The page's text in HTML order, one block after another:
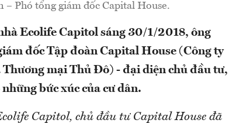
– Phó tổng giám đốc Capital House.
Ecolife Capitol sáng 30/1/2018, ông
đốc Tập đoàn Capital House (Công ty
Thương mại Thủ Đô) - đại diện chủ đầu tư,
bức xúc của cư dân.
Capitol, chủ đầu tư Capital House đã